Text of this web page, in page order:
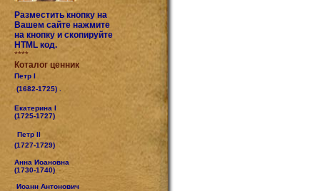
Разместить кнопку на
Вашем сайте нажмите
на кнопку и скопируйте
HTML код.
****
Коталог ценник
Петр I
(1682-1725) .
Екатерина I
(1725-1727)
Петр II
(1727-1729)
Анна Иоановна
(1730-1740)
Иоанн Антонович